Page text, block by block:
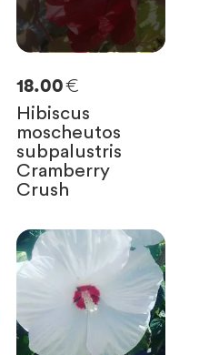
18.00€
Hibiscus
moscheutos
subpalustris
Cramberry
Crush